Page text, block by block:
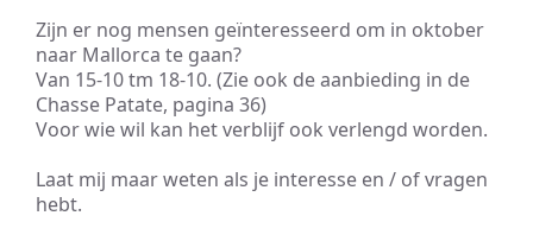
Zijn er nog mensen geïnteresseerd om in oktober
naar Mallorca te gaan?
Van 15-10 tm 18-10. (Zie ook de aanbieding in de
Chasse Patate, pagina 36)
Voor wie wil kan het verblijf ook verlengd worden.
Laat mij maar weten als je interesse en / of vragen
hebt.